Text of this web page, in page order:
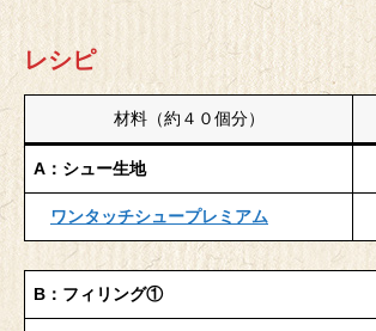
レシピ
材料（約４０個分）
A：シュー生地
ワンタッチシュープレミアム
B：フィリング①